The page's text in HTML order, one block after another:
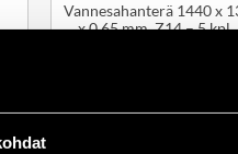
Vannesahanterä 1440 x
x 0,65 mm, Z14 – 5 kpl